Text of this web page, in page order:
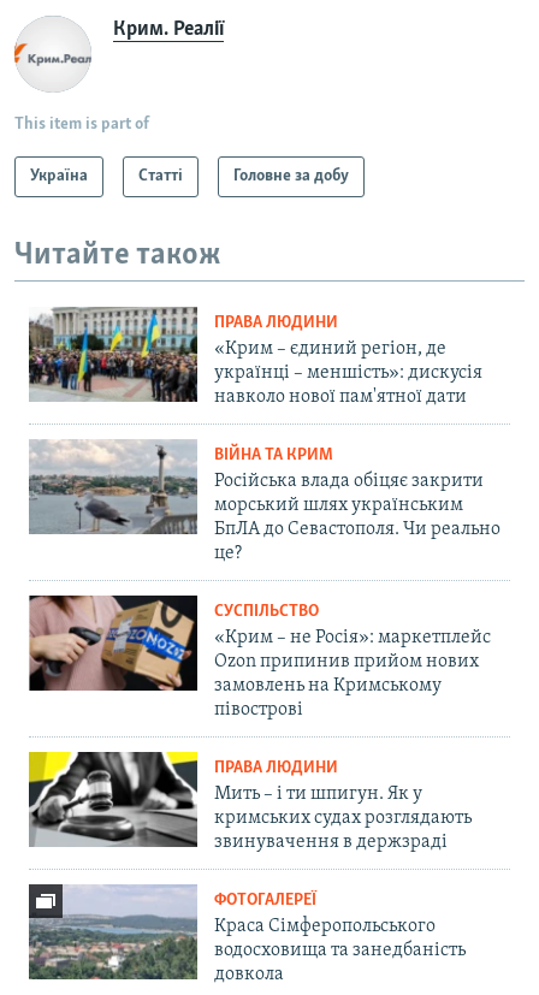
Крим. Реалії
This item is part of
Україна Статті Головне за добу
Читайте також
ПРАВА ЛЮДИНИ
«Крим – єдиний регіон, де
українці – меншість»: дискусія
навколо нової пам'ятної дати
ВІЙНА ТА КРИМ
Російська влада обіцяє закрити
морський шлях українським
БпЛА до Севастополя. Чи реально
це?
СУСПІЛЬСТВО
«Крим – не Росія»: маркетплейс
Ozon припинив прийом нових
замовлень на Кримському
півострові
ПРАВА ЛЮДИНИ
Мить – і ти шпигун. Як у
кримських судах розглядають
звинувачення в держзраді
ФОТОГАЛЕРЕЇ
Краса Сімферопольського
водосховища та занедбаність
довкола